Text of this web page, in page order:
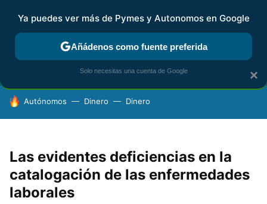
FISCALIDAD Y CONTABILIDAD KIT DIGITAL RENTA
HOY SE HABLA DE
Autónomos Dinero Dinero
Las evidentes deficiencias en la
catalogación de las enfermedades
laborales
×
Ya puedes ver más de Pymes y Autonomos en Google
Añádenos como fuente preferida
Solo necesitas una cuenta de Google